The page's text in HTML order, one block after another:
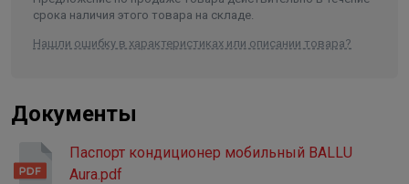
срока наличия этого товара на складе.
Нашли ошибку в характеристиках или описании товара?
Документы
Паспорт кондиционер мобильный BALLU
Aura.pdf